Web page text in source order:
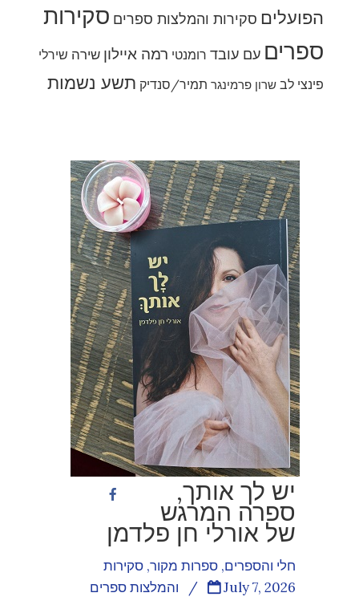
הפועלים סקירות והמלצות ספרים סקירות
ספרים עם עובד רומנטי רמה איילון שירה שירלי
פינצי לב שרון פרמינגר תמיר/סנדיק תשע נשמות
יש לך אותך,
ספרה המרגש
של אורלי חן פלדמן
חלי והספרים, ספרות מקור, סקירות
והמלצות ספרים
/ July 7, 2026